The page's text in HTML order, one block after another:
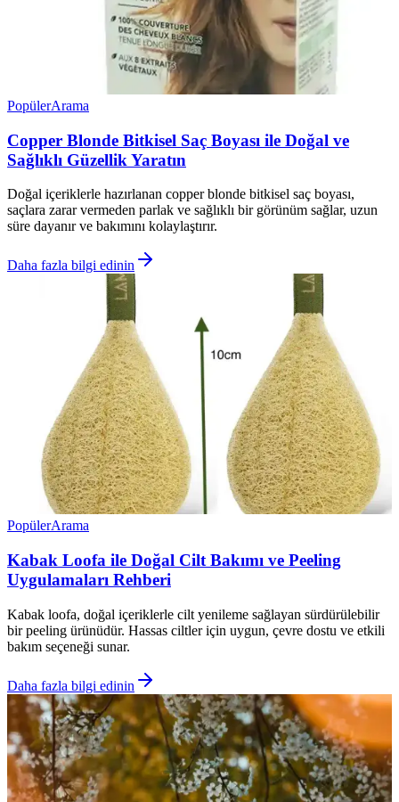
PopülerArama
Copper Blonde Bitkisel Saç Boyası ile Doğal ve
Sağlıklı Güzellik Yaratın
Doğal içeriklerle hazırlanan copper blonde bitkisel saç boyası,
saçlara zarar vermeden parlak ve sağlıklı bir görünüm sağlar, uzun
süre dayanır ve bakımını kolaylaştırır.
Daha fazla bilgi edinin
PopülerArama
Kabak Loofa ile Doğal Cilt Bakımı ve Peeling
Uygulamaları Rehberi
Kabak loofa, doğal içeriklerle cilt yenileme sağlayan sürdürülebilir
bir peeling ürünüdür. Hassas ciltler için uygun, çevre dostu ve etkili
bakım seçeneği sunar.
Daha fazla bilgi edinin